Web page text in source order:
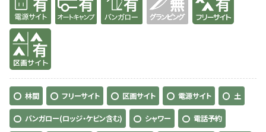
有り
林間 フリーサイト 区画サイト 電源サイト 土
バンガロー(ロッジ・ケビン含む) シャワー 電話予約